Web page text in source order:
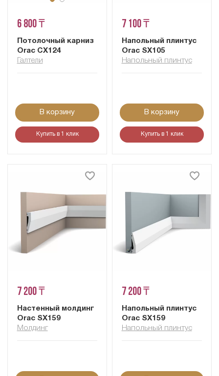
6 800 ₸
Потолочный карниз
Orac CX124
Галтели
В корзину
Купить в 1 клик
7 100 ₸
Напольный плинтус
Orac SX105
Напольный плинтус
В корзину
Купить в 1 клик
7 200 ₸
Настенный молдинг
Orac SX159
Молдинг
7 200 ₸
Напольный плинтус
Orac SX159
Напольный плинтус